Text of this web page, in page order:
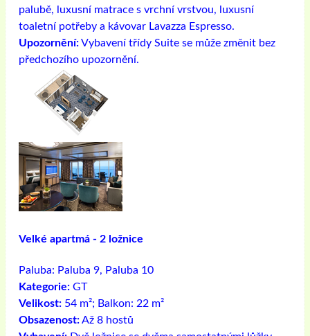
palubě, luxusní matrace s vrchní vrstvou, luxusní
toaletní potřeby a kávovar Lavazza Espresso.
Upozornění:Vybavení třídy Suite se může změnit bez
předchozího upozornění.
Velké apartmá - 2 ložnice
Paluba: Paluba 9, Paluba 10
Kategorie: GT
Velikost: 54 m²; Balkon: 22 m²
Obsazenost:Až 8 hostů